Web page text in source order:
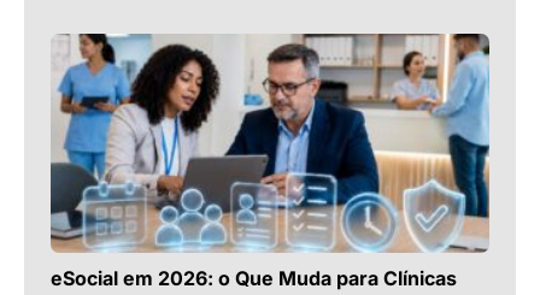
eSocial em 2026: o Que Muda para Clínicas